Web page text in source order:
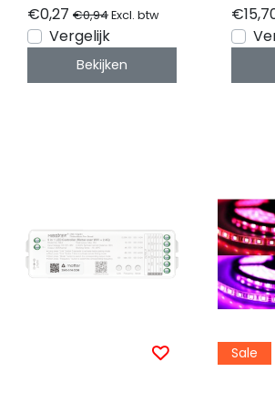
€0,27 €0,94Excl. btw
Vergelijk
Bekijken
Sale